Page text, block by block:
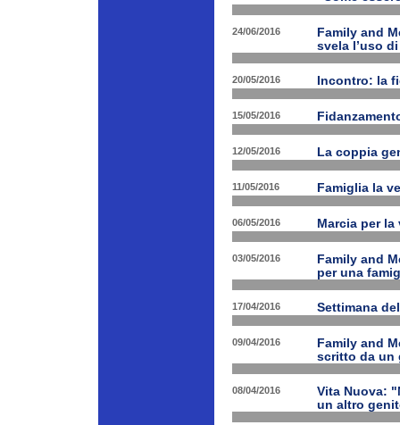
24/06/2016
Family and
svela l’uso
20/05/2016 Incontro: la
15/05/2016
12/05/2016 La coppia
11/05/2016 Famiglia la
06/05/2016 Marcia per la
03/05/2016
Family and
per una
17/04/2016 Settimana
09/04/2016
Family and
scritto da un
08/04/2016
Vita Nuova:
un altro